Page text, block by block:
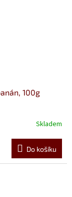
100g
Skladem
Do košíku